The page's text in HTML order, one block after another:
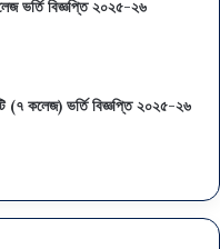
ভর্তি বিজ্ঞপ্তি ২০২৫-২৬
(৭ কলেজ) ভর্তি বিজ্ঞপ্তি ২০২৫-২৬